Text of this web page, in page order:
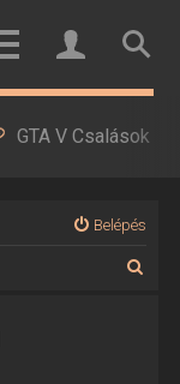
GTA V Csalások
Belépés